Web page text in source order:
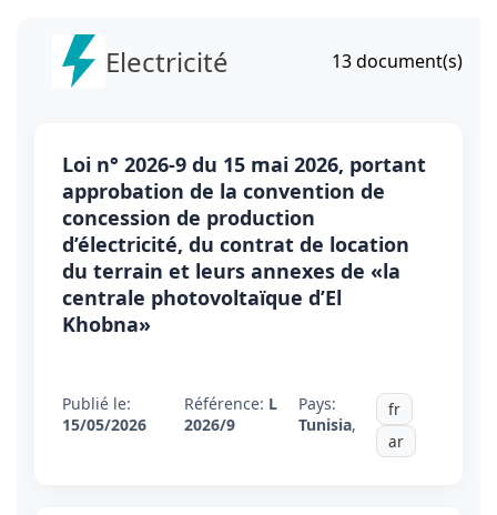
Electricité 13document(s)
Loi n° 2026-9 du 15 mai 2026, portant
approbation de la convention de
concession de production
d’électricité, du contrat de location
du terrain et leurs annexes de «la
centrale photovoltaïque d’El
Khobna»
Publié le:
15/05/2026
Référence: L
2026/9
Pays:
Tunisia,
fr
ar